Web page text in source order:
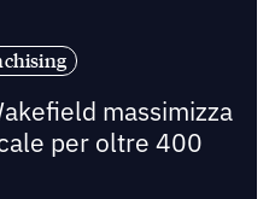
massimizza
per oltre 400